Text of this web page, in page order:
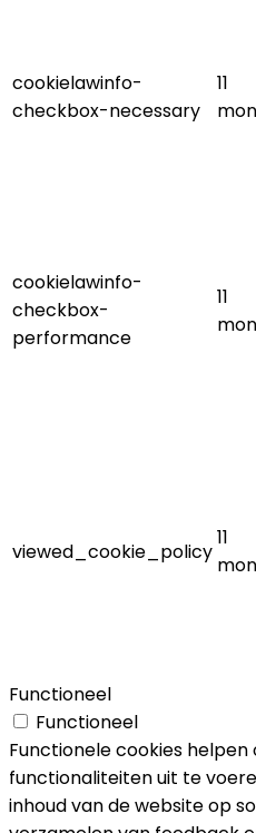
cookielawinfo-
checkbox-necessary
11
cookielawinfo-
checkbox-
performance
11
viewed_cookie_policy
11
Functioneel
Functioneel
Functionele cookies
functionaliteiten uit te
inhoud van de website op